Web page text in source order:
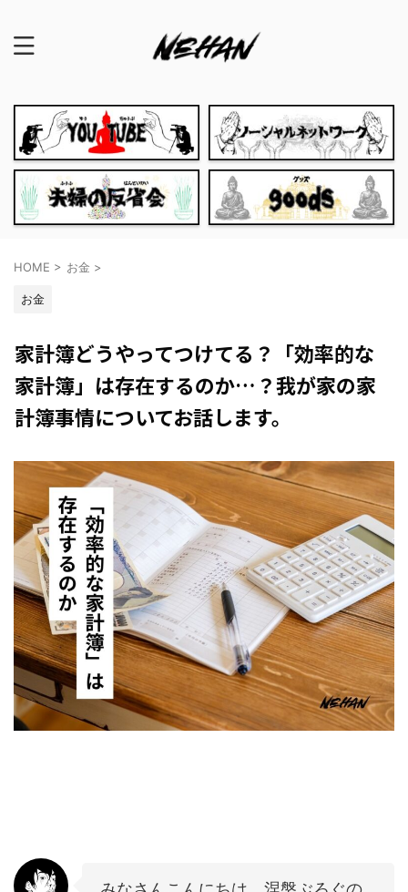
HOME > お金 >
お金
家計簿どうやってつけてる？「効率的な
家計簿」は存在するのか…？我が家の家
計簿事情についてお話します。